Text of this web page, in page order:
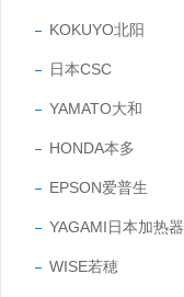
KOKUYO北阳
日本CSC
YAMATO大和
HONDA本多
EPSON爱普生
YAGAMI日本加热器
WISE若穂